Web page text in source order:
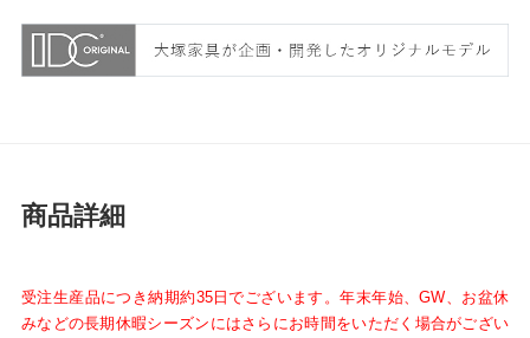
商品詳細
受注生産品につき納期約35日でございます。年末年始、GW、お盆休
みなどの長期休暇シーズンにはさらにお時間をいただく場合がござい